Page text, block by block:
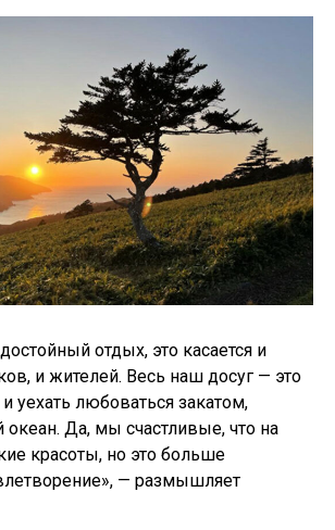
отдых, это касается и
и жителей. Весь наш досуг — это
уехать любоваться закатом,
океан. Да, мы счастливые, что на
красоты, но это больше
— размышляет